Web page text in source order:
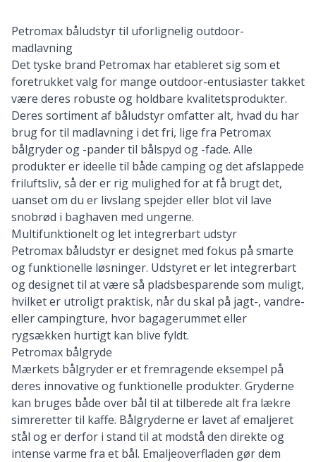
Petromax båludstyr til uforlignelig outdoor-
madlavning
Dettyske brand Petromax har etableret sig som et
foretrukket valg for mange outdoor-entusiaster takket
være deres robuste og holdbare kvalitetsprodukter.
Deres sortiment af båludstyr omfatter alt, hvad du har
brug for til madlavning i det fri, lige fra Petromax
bålgryder og -pander til bålspyd og -fade. Alle
produkter er ideelle til både camping og det afslappede
friluftsliv, så der er rig mulighed for at få brugt det,
uanset om du er livslang spejder eller blot vil lave
snobrød i baghaven med ungerne.
Multifunktionelt og let integrerbart udstyr
Petromax båludstyr er designet med fokus på smarte
og funktionelle løsninger. Udstyret er let integrerbart
og designet til at være så pladsbesparende som muligt,
hvilket er utroligt praktisk, når du skal på jagt-, vandre-
eller campingture, hvor bagagerummet eller
rygsækken hurtigt kan blive fyldt.
Petromax bålgryde
Mærkets bålgryder er et fremragende eksempel på
deres innovative og funktionelle produkter. Gryderne
kan bruges både over bål til at tilberede alt fra lækre
simreretter til kaffe. Bålgryderne er lavet af emaljeret
stål og er derfor i stand til at modstå den direkte og
intense varme fra et bål. Emaljeoverfladen gør dem